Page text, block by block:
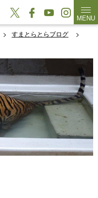
MENU
すまとらとらブログ